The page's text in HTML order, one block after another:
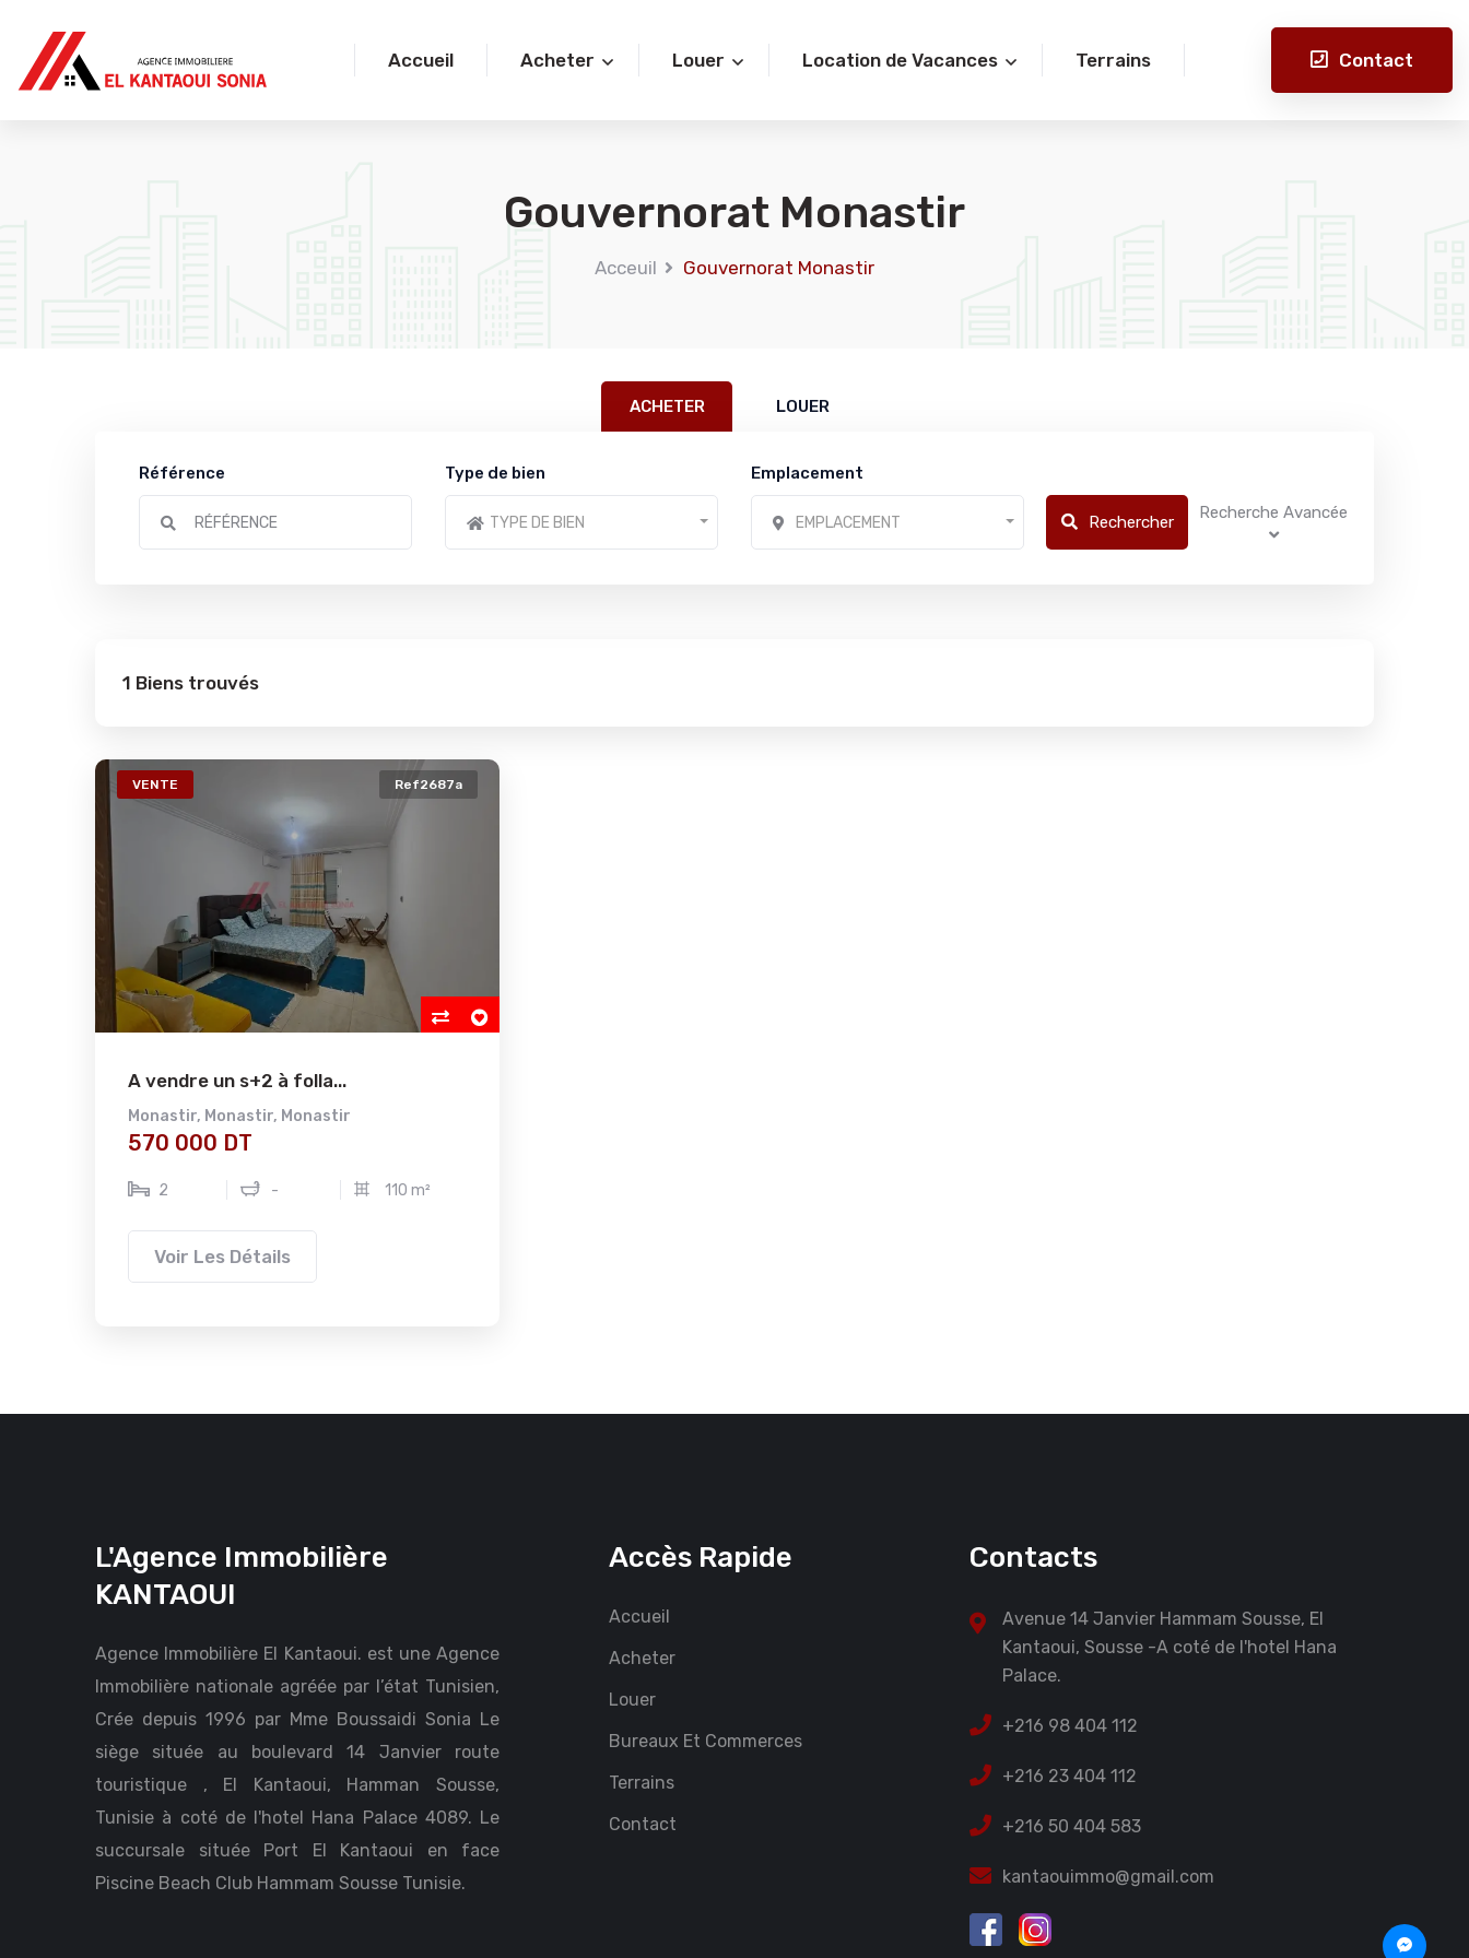
Accueil Acheter Louer Location de Vacances Terrains Contact
Gouvernorat Monastir
Acceuil Gouvernorat Monastir
ACHETER LOUER
Référence Type de bien
TYPE DE BIEN
Emplacement
EMPLACEMENT Rechercher Recherche Avancée
1 Biens trouvés
VENTE Ref2687a
A vendre un s+2 à folla...
Monastir, Monastir, Monastir
570 000 DT
2 - 110 m²
Voir Les Détails
L'Agence Immobilière
KANTAOUI
Agence Immobilière El Kantaoui. est une Agence
Immobilière nationale agréée par l’état Tunisien,
Crée depuis 1996 par Mme Boussaidi Sonia Le
siège située au boulevard 14 Janvier route
touristique , El Kantaoui, Hamman Sousse,
Tunisie à coté de l'hotel Hana Palace 4089. Le
succursale située Port El Kantaoui en face
Piscine Beach Club Hammam Sousse Tunisie.
Accès Rapide
Accueil
Acheter
Louer
Bureaux Et Commerces
Terrains
Contact
Contacts
Avenue 14 Janvier Hammam Sousse, El
Kantaoui, Sousse -A coté de l'hotel Hana
Palace.
+216 98 404 112
+216 23 404 112
+216 50 404 583
kantaouimmo@gmail.com